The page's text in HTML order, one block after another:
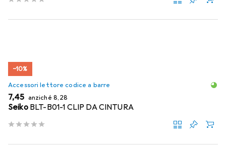
−10%
Accessori lettore codice a barre
EUR
7,45 anziché EUR
8,28
Seiko BLT-B01-1 CLIP DA CINTURA